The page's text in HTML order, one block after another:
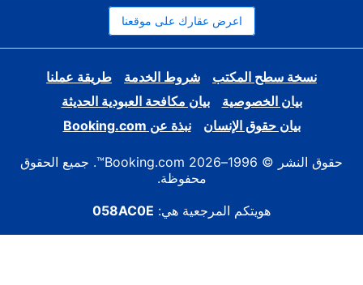
اعرض عقارك على موقعنا
نسخة سطح المكتب شروط الخدمة
طريقة عملنا
بيان الخصوصية
بيان مكافحة العبودية الحديثة
بيان حقوق الإنسان
نبذة عن Booking.com
حقوق النشر © 1996–2026 Booking.com™. جميع الحقوق
محفوظة.
هويتكم المرجعية هي: 058AC0E